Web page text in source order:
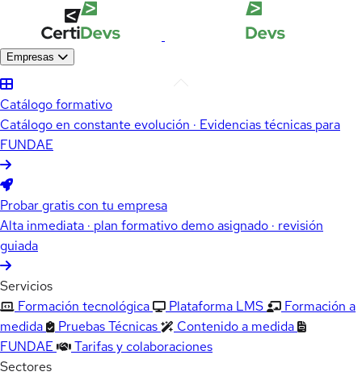
Empresas
Catálogo formativo
Catálogo en constante evolución · Evidencias técnicas para
FUNDAE
Probar gratis con tu empresa
Alta inmediata · plan formativo demo asignado · revisión
guiada
Servicios
Formación tecnológica
Plataforma LMS
Formación a
medida
Pruebas Técnicas
Contenido a medida
FUNDAE
Tarifas y colaboraciones
Sectores